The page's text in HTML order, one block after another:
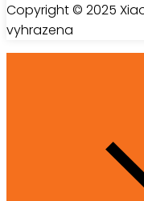
Copyright © 2025
vyhrazena